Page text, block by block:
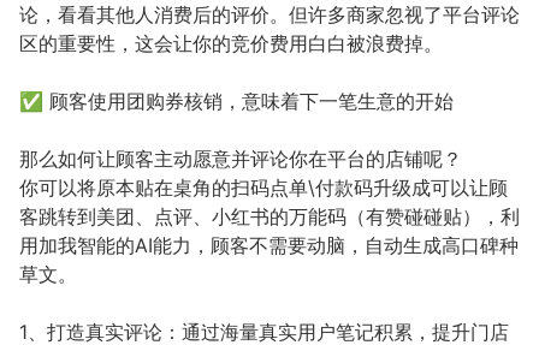
论，看看其他人消费后的评价。但许多商家忽视了平台评论
区的重要性，这会让你的竞价费用白白被浪费掉。
✅ 顾客使用团购券核销，意味着下一笔生意的开始
那么如何让顾客主动愿意并评论你在平台的店铺呢？
你可以将原本贴在桌角的扫码点单\付款码升级成可以让顾
客跳转到美团、点评、小红书的万能码（有赞碰碰贴），利
用加我智能的AI能力，顾客不需要动脑，自动生成高口碑种
草文。
1、打造真实评论：通过海量真实用户笔记积累，提升门店